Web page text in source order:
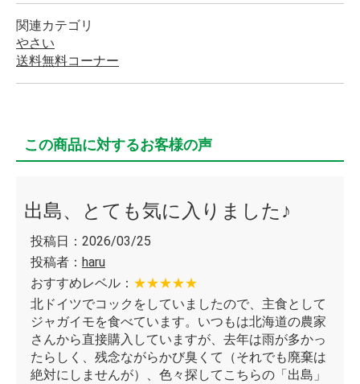
関連カテゴリ
やさい
送料無料コーナー
この商品に対するお客様の声
出島、とても気に入りました♪
投稿日：2026/03/25
投稿者： haru
おすすめレベル： ★★★★★
北ドイツでコックをしていましたので、主食として
ジャガイモを食べています。いつもは北海道の農家
さんから直接購入していますが、去年は雨が多かっ
たらしく、残念ながらかび臭くて（それでも廃棄は
絶対にしませんが）、色々探してこちらの「出島」